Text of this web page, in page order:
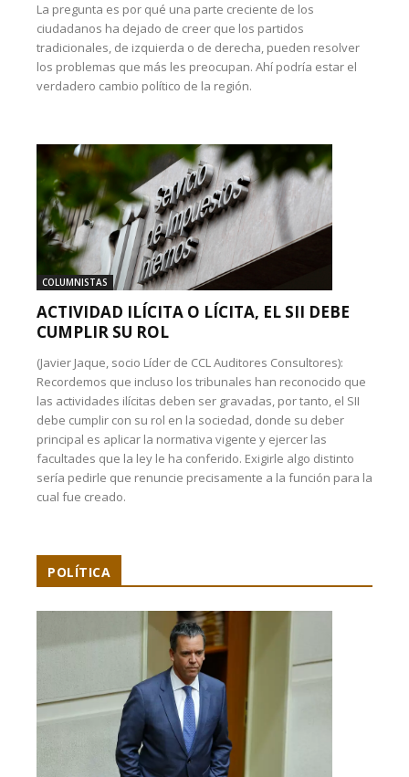
La pregunta es por qué una parte creciente de los
ciudadanos ha dejado de creer que los partidos
tradicionales, de izquierda o de derecha, pueden resolver
los problemas que más les preocupan. Ahí podría estar el
verdadero cambio político de la región.
COLUMNISTAS
ACTIVIDAD ILÍCITA O LÍCITA, EL SII DEBE
CUMPLIR SU ROL
(Javier Jaque, socio Líder de CCL Auditores Consultores):
Recordemos que incluso los tribunales han reconocido que
las actividades ilícitas deben ser gravadas, por tanto, el SII
debe cumplir con su rol en la sociedad, donde su deber
principal es aplicar la normativa vigente y ejercer las
facultades que la ley le ha conferido. Exigirle algo distinto
sería pedirle que renuncie precisamente a la función para la
cual fue creado.
POLÍTICA